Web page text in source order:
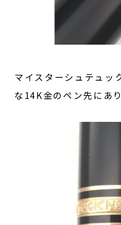
マイスターシュテュッ
な14K金のペン先にあり